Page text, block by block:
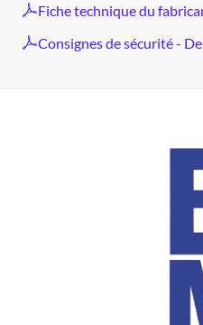
Fiche technique du
Consignes de sécurité -